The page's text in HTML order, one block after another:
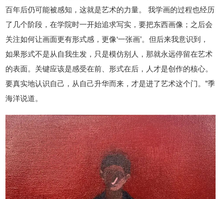
百年后仍可能被感知，这就是艺术的力量。 我学画的过程也经历
了几个阶段，在学院时一开始追求写实，要把东西画像；之后会
关注如何让画面更有形式感，更像‘一张画’。但后来我意识到，
如果形式不是从自我生发，只是模仿别人，那就永远停留在艺术
的表面。关键应该是感受在前、形式在后，人才是创作的核心。
要真实地认识自己，从自己升华而来，才是进了艺术这个门。”季
海洋说道。